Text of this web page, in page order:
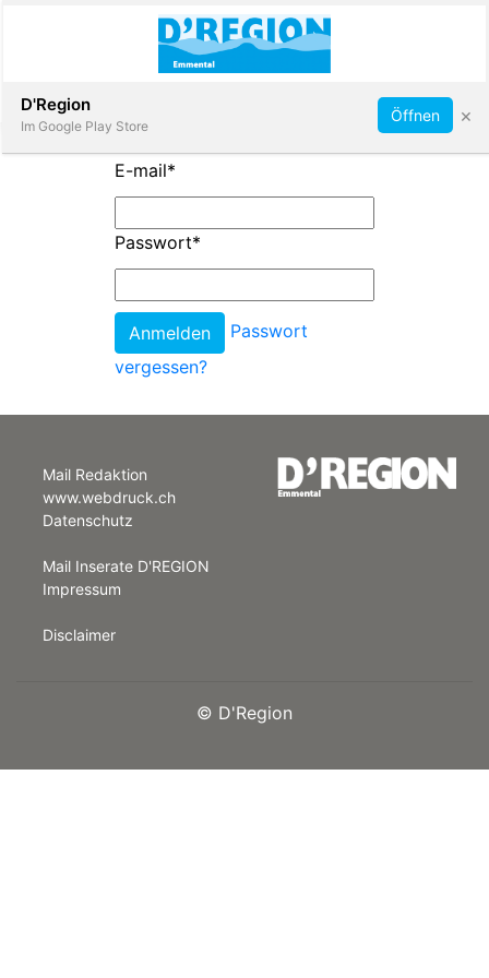
App
Abonnieren
E-mail*
Passwort*
Passwort
vergessen?
Mail Redaktion
www.webdruck.ch
Datenschutz
Mail Inserate D'REGION
Impressum
Disclaimer
© D'Region
D'Region
Im Google Play Store
Öffnen ×